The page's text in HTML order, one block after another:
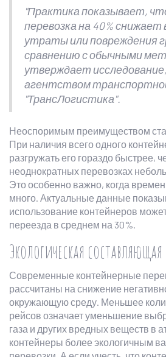
"Практика показывает,
перевозка на 40%
утраты или повреждения
сравнению с обычными
утверждает
агентством
"ТрансЛогистика".
Неоспоримым преимуществом
При наличия всего одного
разгружать его гораздо быстрее,
неоднократных перевозках
Это особенно важно, когда
много. Актуальные данные
использование контейнеров
переезда в среднем на 30%.
Экологическая составляющая
Современные контейнерные
рассчитаны на снижение
окружающую среду. Меньшее
рейсов означает уменьшение
газа и других вредных веществ в
контейнеры более экологичным